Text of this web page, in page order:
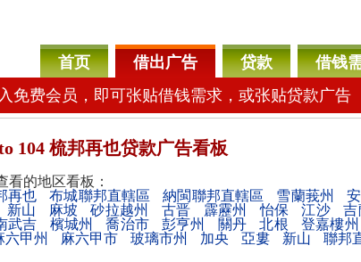
首页 借出广告 贷款 借钱
免费会员，即可张贴借钱需求，或张贴贷款广告
104 梳邦再也贷款广告看板
看的地区看板：
再也 布城聯邦直轄區 納閩聯邦直轄區 雪蘭莪州
新山 麻坡 砂拉越州 古晋 霹靂州 怡保 江沙 吉
武吉 檳城州 喬治市 彭亨州 關丹 北根 登嘉樓州
六甲州 麻六甲市 玻璃市州 加央 亞婁 新山 聯邦